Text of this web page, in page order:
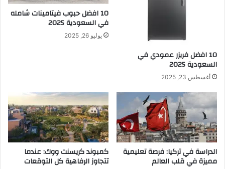
10 افضل فريزر عمودي​ في
السعودية​ 2025
أغسطس 23, 2025
10 افضل حبوب فيتامينات شامله​
في السعودية 2025
يوليو 26, 2025
الدراسة في تركيا: فرصة تعليمية
مميزة في قلب العالم
كمبوند كريسنت ووك: عندما
تتجاوز الرفاهية كل التوقعات